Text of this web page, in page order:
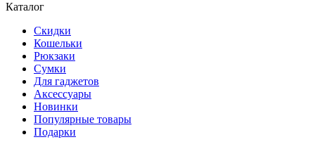
Каталог
Скидки
Кошельки
Рюкзаки
Сумки
Для гаджетов
Аксессуары
Новинки
Популярные товары
Подарки